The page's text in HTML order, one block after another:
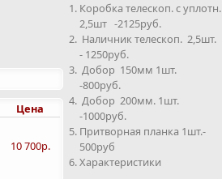
Цена
10 700р.
Коробка телескоп. с уплотн.
2,5шт -2125руб.
Наличник телескоп. 2,5шт.
- 1250руб.
Добор 150мм 1шт.
-800руб.
Добор 200мм. 1шт.
-1000руб.
Притворная планка 1шт.-
500руб
Характеристики